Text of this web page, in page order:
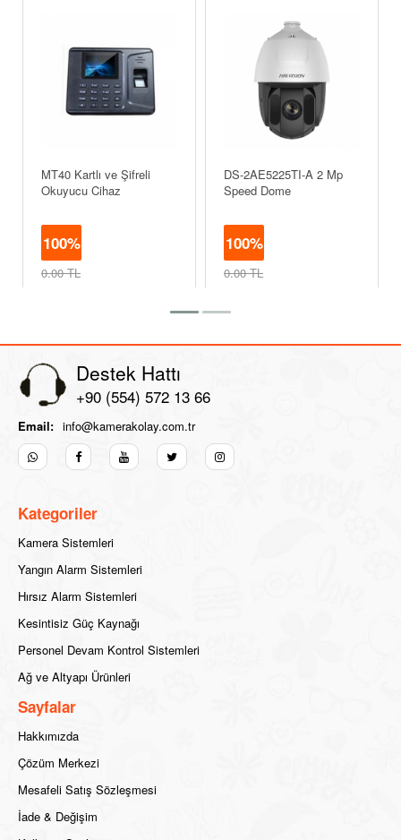
MT40 Kartlı ve Şifreli
Okuyucu Cihaz
100%
0.00 TL
DS-2AE5225TI-A 2 Mp
Speed Dome
100%
0.00 TL
Destek Hattı
+90 (554) 572 13 66
Email: info@kamerakolay.com.tr
Kategoriler
Kamera Sistemleri
Yangın Alarm Sistemleri
Hırsız Alarm Sistemleri
Kesintisiz Güç Kaynağı
Personel Devam Kontrol Sistemleri
Ağ ve Altyapı Ürünleri
Sayfalar
Hakkımızda
Çözüm Merkezi
Mesafeli Satış Sözleşmesi
İade & Değişim